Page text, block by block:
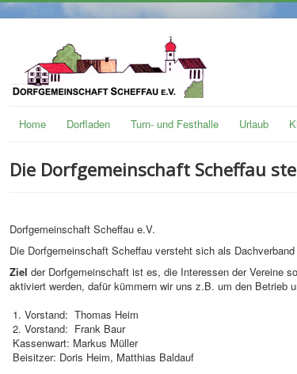
Home Dorfladen Turn- und Festhalle Urlaub
Die Dorfgemeinschaft Scheffau
Dorfgemeinschaft Scheffau e.V.
Die Dorfgemeinschaft Scheffau versteht sich als
Ziel der Dorfgemeinschaft ist es, die Interessen der Vereine
aktiviert werden, dafür kümmern wir uns z.B. um den Betrieb
1. Vorstand: Thomas Heim
2. Vorstand: Frank Baur
Kassenwart: Markus Müller
Beisitzer: Doris Heim, Matthias Baldauf